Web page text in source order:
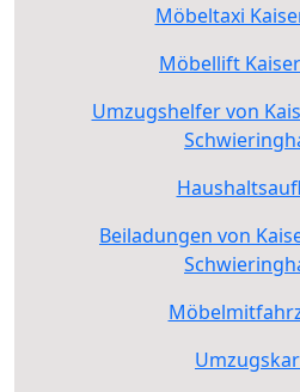
Möbeltaxi
Möbellift
Umzugshelfer von
Beiladungen von